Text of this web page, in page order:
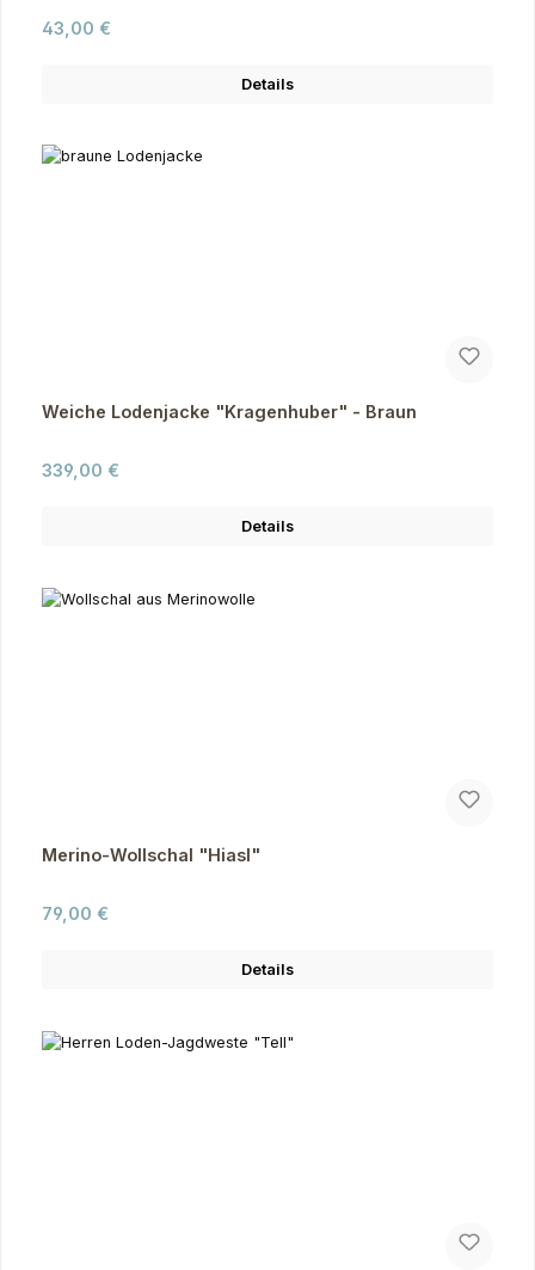
Regulärer Preis:
43,00 €
Details
Weiche Lodenjacke "Kragenhuber" - Braun
Regulärer Preis:
339,00 €
Details
Merino-Wollschal "Hiasl"
Regulärer Preis:
79,00 €
Details